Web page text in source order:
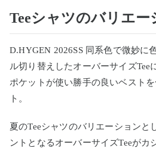
Teeシャツのバリエー
D.HYGEN 2026SS 同系色で微妙に
ル切り替えしたオーバーサイズTee
ポケットが使い勝手の良いベスト
ト。
夏のTeeシャツのバリエーションと
ントとなるオーバーサイズTeeがカ